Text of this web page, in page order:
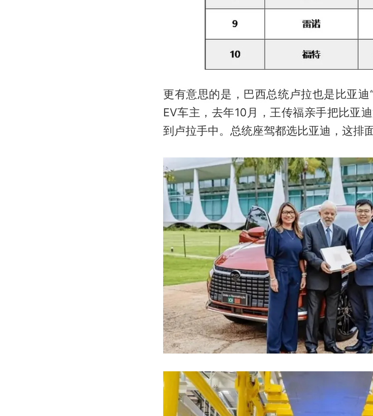
更有意思的是，巴西总统卢拉也是比亚
EV车主，去年10月，王传福亲手把比亚
到卢拉手中。总统座驾都选比亚迪，这排